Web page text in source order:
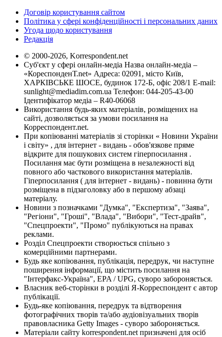
Договір користування сайтом
Політика у сфері конфіденційності і персональних даних
Угода щодо користування
Редакція
© 2000-2026, Korrespondent.net
Суб'єкт у сфері онлайн-медіа Назва онлайн-медіа –
«КореспонденТ.net» Адреса: 02091, місто Київ,
ХАРКІВСЬКЕ ШОСЕ, будинок 172-Б, офіс 208/1 E-mail:
sunlight@mediadim.com.ua Телефон: 044-205-43-00
Ідентифікатор медіа – R40-06068
Використання будь-яких матеріалів, розміщених на
сайті, дозволяється за умови посилання на
Корреспондент.net.
При копіюванні матеріалів зі сторінки « Новини України
і світу» , для інтернет - видань - обов'язкове пряме
відкрите для пошукових систем гіперпосилання .
Посилання має бути розміщена в незалежності від
повного або часткового використання матеріалів.
Гіперпосилання ( для інтернет - видань) - повинна бути
розміщена в підзаголовку або в першому абзаці
матеріалу.
Новини з позначками "Думка", "Експертиза", "Заява",
"Регіони", "Гроші", "Влада", "Вибори", "Тест-драйв",
"Спецпроекти", "Промо" публікуються на правах
реклами.
Розділ Спецпроекти створюється спільно з
комерційними партнерами.
Будь яке копіювання, публікація, передрук, чи наступне
поширення інформації, що містить посилання на
"Інтерфакс-Україна", EPA / UPG, суворо забороняється.
Власник веб-сторінки в розділі Я-Корреспондент є автор
публікації.
Будь-яке копіювання, передрук та відтворення
фотографічних творів та/або аудіовізуальних творів
правовласника Getty Images - суворо забороняється.
Матеріали сайту korrespondent.net призначені для осіб